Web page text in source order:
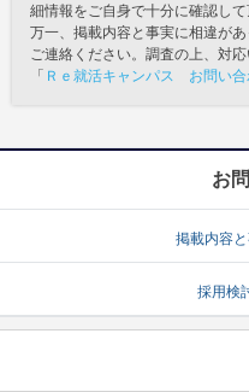
細情報をご自身で十分に確認し
万一、掲載内容と事実に相違が
ご連絡ください。調査の上、対応
「 Ｒｅ就活キャンパス お問い
お
掲載内容
採用検